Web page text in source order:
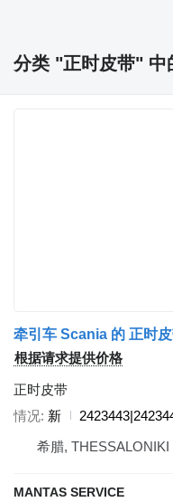
分类 "正时皮带" 中
根据请求提供价格
正时皮带
情况 新
希腊, THESSALONIKI
MANTAS SERVICE